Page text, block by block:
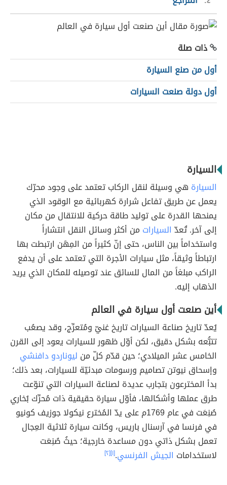
ذات صلة
أول من صنع السيارة
أول دولة صنعت السيارات
السيارة
السيارة هي وسيلة لنقل الركاب تعتمد على وجود محرّك
يعمل عن طريق تفاعل شرارة كهربائية مع الوقود الذي
يمنحها القدرة على توليد طاقة حركية للانتقال من مكان
إلى آخر. تُعدّ السيارات من أكثر وسائل النقل انتشاراً
واستخداماً بين الناس، حتى إنّ كثيراً من المِهَن ارتبطت بها
ارتباطاً وثيقاً، مثل سيارات الأجرة التي تعتمد على أن يدفع
الراكب مبلغاً من المال للسائق عند توصيله للمكان الذي يريد
الذهاب إليه.
أين صنعت أول سيارة في العالم
يُعدّ تاريخ صناعة السيارات تاريخ غنيّ ومُتعرِّج، وقد يصعُب
تتبُّعه بشكل دقيق، لكن أوّل ظهور للسيارات يعود إلى القرن
الخامس عشر الميلادي؛ حين قدّم كلّ من ليوناردو دافنشي
وإسحاق نيوتن تصاميم ورسومات مبدئيّة للسيارات، بعد ذلك؛
بدأ المخترعون بتجارب عديدة لصناعة السيارات التي تنوّعت
طرق عملها وأشكالها، فأوّل سيارة حقيقية ذات مُحرِّك بُخاري
صُنِعَت في عام 1769م على يدّ المُخترع نيكولا جوزيف كونيو
في فرنسا في آرسنال باريس، وكانت سيارة ثلاثية العِجال
تعمل بشكل ذاتي دون مساعدة خارجية؛ حيثُ صُنِعَت
لاستخدامات الجيش الفرنسي.[١] [٢]